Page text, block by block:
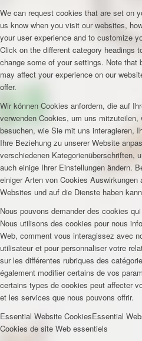
We can request cookies that are set on
us know when you visit our websites,
your user experience and to customize
Click on the different category headings
change some of your settings. Note that
may affect your experience on our
offer.
Wir können Cookies anfordern, die auf
verwenden Cookies, um uns mitzuteilen,
besuchen, wie Sie mit uns interagieren,
Ihre Beziehung zu unserer Website
verschiedenen Kategorienüberschriften,
auch einige Ihrer Einstellungen ändern.
einiger Arten von Cookies Auswirkungen
Websites und auf die Dienste haben
Nous pouvons demander des cookies
Nous utilisons des cookies pour nous
Web, comment vous interagissez avec
utilisateur et pour personnaliser votre
sur les différentes rubriques des
également modifier certains de vos
certains types de cookies peut affecter
et les services que nous pouvons offrir.
Essential Website CookiesEssential
Cookies de site Web essentiels